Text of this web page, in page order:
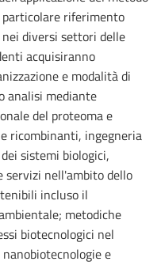
riferimento
diversi settori delle
acquisiranno
e modalità di
analisi mediante
del proteoma e
ricombinanti, ingegneria
sistemi biologici,
servizi nell'ambito dello
incluso il
metodiche
biotecnologici nel
e